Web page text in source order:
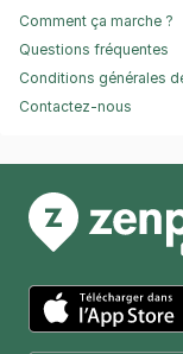
Comment ça marche ?
Questions fréquentes
Conditions générales
Contactez-nous
App Store